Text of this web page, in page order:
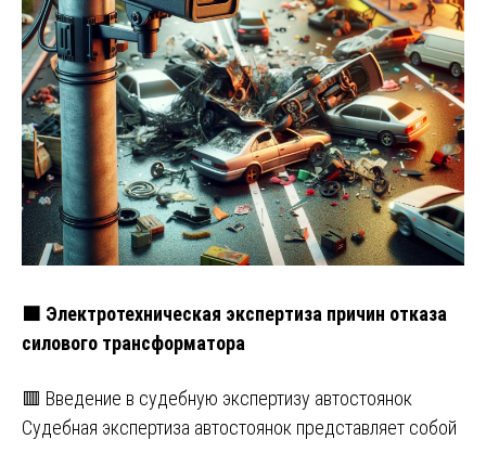
🟧 Электротехническая экспертиза причин отказа
силового трансформатора
🟥 Введение в судебную экспертизу автостоянок
Судебная экспертиза автостоянок представляет собой